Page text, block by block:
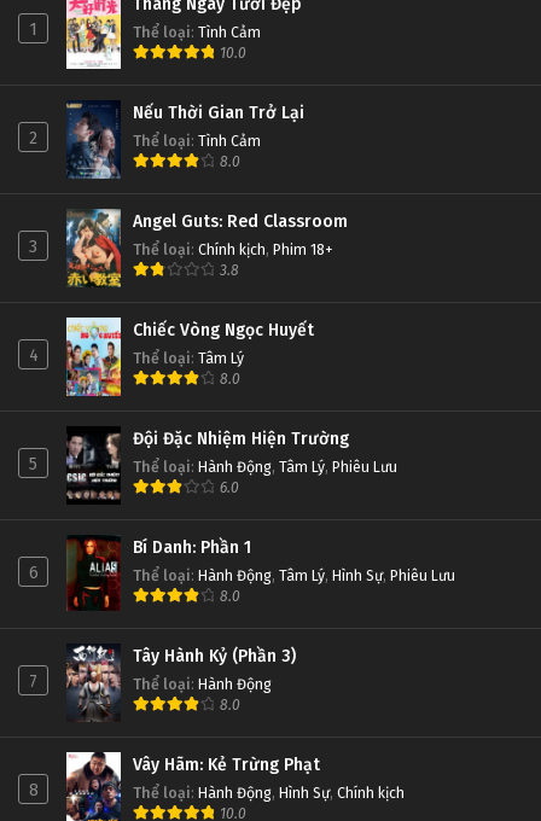
1
Tháng Ngày Tươi Đẹp
Thể loại: Tình Cảm
10.0
2
Nếu Thời Gian Trở Lại
Thể loại: Tình Cảm
8.0
3
Angel Guts: Red Classroom
Thể loại: Chính kịch, Phim 18+
3.8
4
Chiếc Vòng Ngọc Huyết
Thể loại: Tâm Lý
8.0
5
Đội Đặc Nhiệm Hiện Trường
Thể loại: Hành Động, Tâm Lý, Phiêu Lưu
6.0
6
Bí Danh: Phần 1
Thể loại: Hành Động, Tâm Lý, Hình Sự, Phiêu Lưu
8.0
7
Tây Hành Kỷ (Phần 3)
Thể loại: Hành Động
8.0
8
Vây Hãm: Kẻ Trừng Phạt
Thể loại: Hành Động, Hình Sự, Chính kịch
10.0